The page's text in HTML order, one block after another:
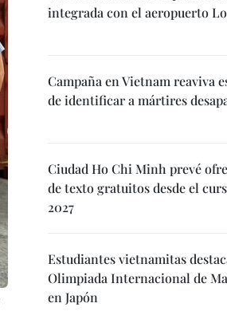
integrada con el aeropuerto
Campaña en Vietnam reaviva
de identificar a mártires
Ciudad Ho Chi Minh prevé
de texto gratuitos desde el
2027
Estudiantes vietnamitas
Olimpiada Internacional de
en Japón